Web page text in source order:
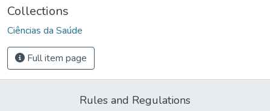
Collections
Ciências da Saúde
Full item page
Rules and Regulations